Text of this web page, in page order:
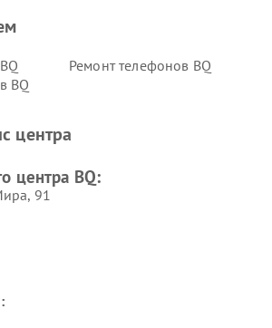
Ремонт телефонов BQ
BQ
центра
центра BQ:
91